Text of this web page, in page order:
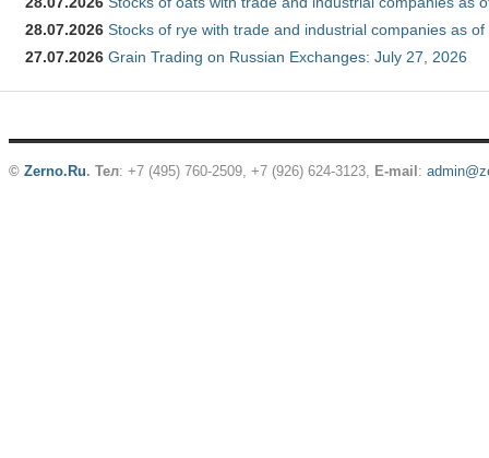
28.07.2026 Stocks of rye with trade and industrial companies as
27.07.2026 Grain Trading on Russian Exchanges: July 27, 2026
© Zerno.Ru. Тел: +7 (495) 760-2509, +7 (926) 624-3123, E-mail :